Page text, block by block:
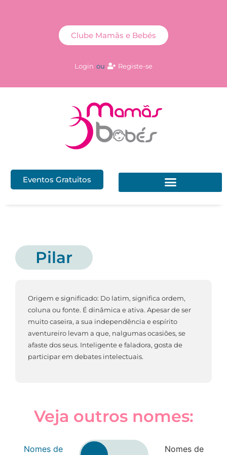
Login ou Registe-se
Clube Mamãs e Bebés
Eventos Gratuitos
Pilar
Origem e significado: Do latim, significa ordem,
coluna ou fonte. É dinâmica e ativa. Apesar de ser
muito caseira, a sua independência e espírito
aventureiro levam a que, nalgumas ocasiões, se
afaste dos seus. Inteligente e faladora, gosta de
participar em debates intelectuais.
Veja outros nomes:
Nomes de
Nomes de